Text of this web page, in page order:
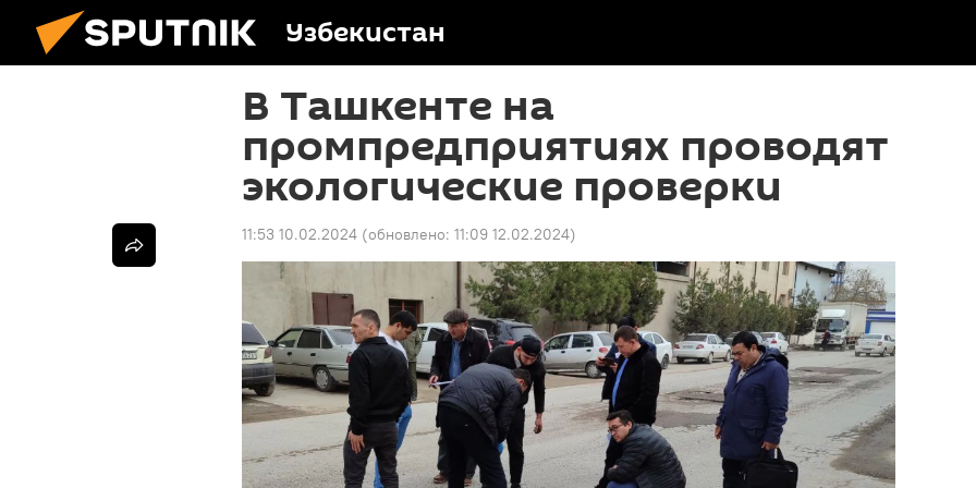
Узбекистан
В Ташкенте на
промпредприятиях проводят
экологические проверки
11:53 10.02.2024 (обновлено: 11:09 12.02.2024)